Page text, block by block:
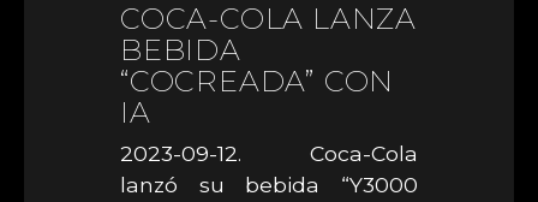
COCA-COLA LANZA
BEBIDA
“COCREADA” CON
IA
2023-09-12. Coca-Cola
lanzó su bebida “Y3000